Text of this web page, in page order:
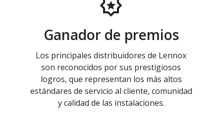
Ganador de premios
Los principales distribuidores de Lennox
son reconocidos por sus prestigiosos
logros, que representan los más altos
estándares de servicio al cliente, comunidad
y calidad de las instalaciones.